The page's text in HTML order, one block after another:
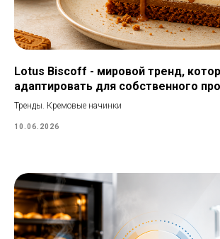
Lotus Biscoff - мировой тренд,
адаптировать для собственного
Тренды. Кремовые начинки
10.06.2026